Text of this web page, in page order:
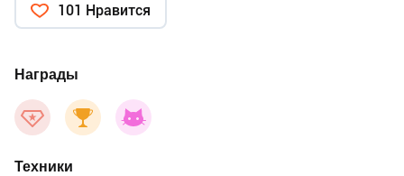
101 Нравится
Награды
Техники